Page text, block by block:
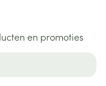
en promoties